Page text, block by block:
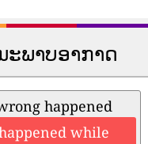
ພາບອາກາດ
happened
while